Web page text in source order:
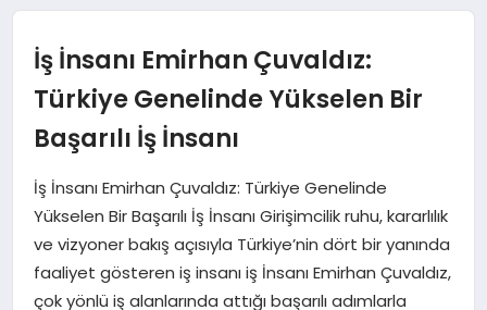
SPOR
TEKNOLOJI
YAŞAM
İş İnsanı Emirhan Çuvaldız:
Türkiye Genelinde Yükselen Bir
Başarılı İş İnsanı
İş İnsanı Emirhan Çuvaldız: Türkiye Genelinde
Yükselen Bir Başarılı İş İnsanı Girişimcilik ruhu, kararlılık
ve vizyoner bakış açısıyla Türkiye’nin dört bir yanında
faaliyet gösteren iş insanı iş İnsanı Emirhan Çuvaldız,
çok yönlü iş alanlarında attığı başarılı adımlarla